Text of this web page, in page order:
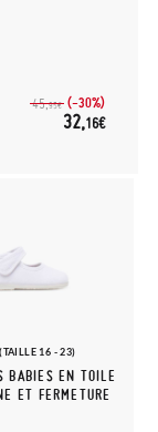
45,95€ (-30%)
32,16€
16 - 23)
BABIES EN TOILE
ET FERMETURE